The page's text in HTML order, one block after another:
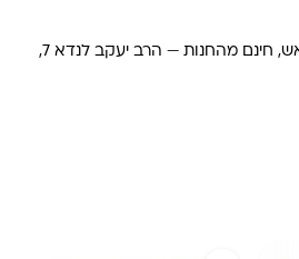
בתיאום מראש, חינם מהחנות — הרב יעקב לנדא 7,